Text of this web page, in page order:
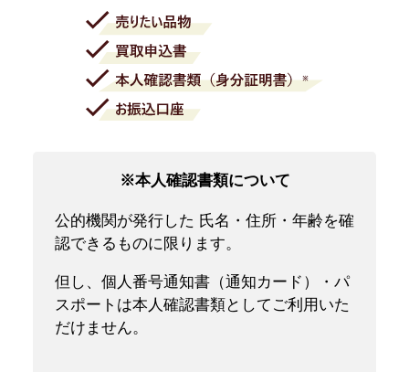
※本人確認書類について
公的機関が発行した 氏名・住所・年齢を確
認できるものに限ります。
但し、個人番号通知書（通知カード）・パ
スポートは本人確認書類としてご利用いた
だけません。